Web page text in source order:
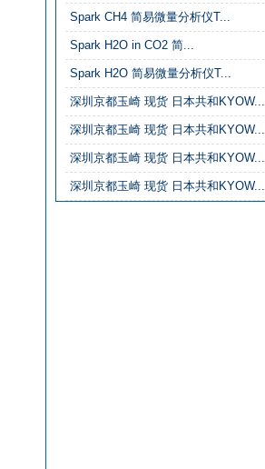
Spark CH4 简易微量分析仪T...
Spark H2O in CO2 简...
Spark H2O 简易微量分析仪T...
深圳京都玉崎 现货 日本共和KYOW...
深圳京都玉崎 现货 日本共和KYOW...
深圳京都玉崎 现货 日本共和KYOW...
深圳京都玉崎 现货 日本共和KYOW...